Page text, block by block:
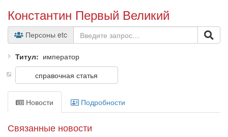
Константин Первый Великий
Персоны etc
Титул
император
справочная статья
Новости Подробности
Связанные новости